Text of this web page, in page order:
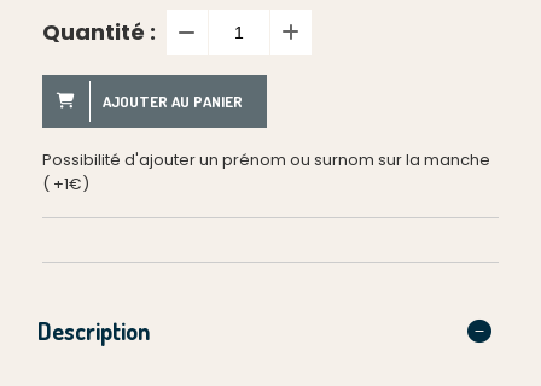
Quantité :
AJOUTER AU PANIER
Possibilité d'ajouter un prénom ou surnom sur la manche
( +1€)
Description